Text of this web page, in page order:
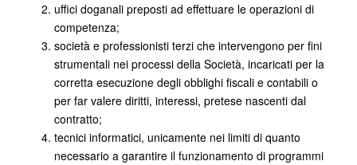
uffici doganali preposti ad effettuare le operazioni di
competenza;
società e professionisti terzi che intervengono per fini
strumentali nei processi della Società, incaricati per la
corretta esecuzione degli obblighi fiscali e contabili o
per far valere diritti, interessi, pretese nascenti dal
contratto;
tecnici informatici, unicamente nei limiti di quanto
necessario a garantire il funzionamento di programmi